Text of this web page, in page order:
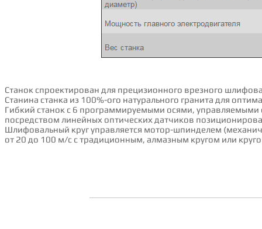
Станок спроектирован для прецизионного врезного
Станина станка из 100%-ого натурального гранита для
Гибкий станок с 6 программируемыми осями,
посредством линейных оптических датчиков
Шлифовальный круг управляется мотор-шпинделем
от 20 до 100 м/с с традиционным, алмазным кругом или